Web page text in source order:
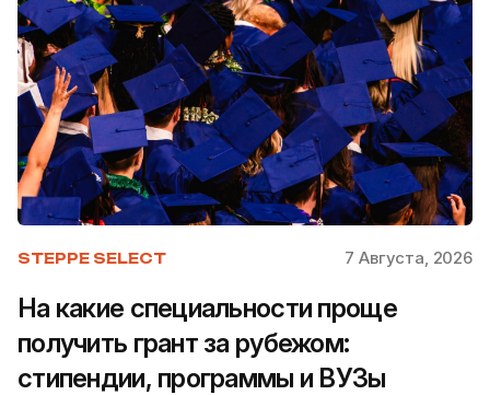
STEPPE SELECT 7 Августа, 2026
На какие специальности проще
получить грант за рубежом:
стипендии, программы и ВУЗы